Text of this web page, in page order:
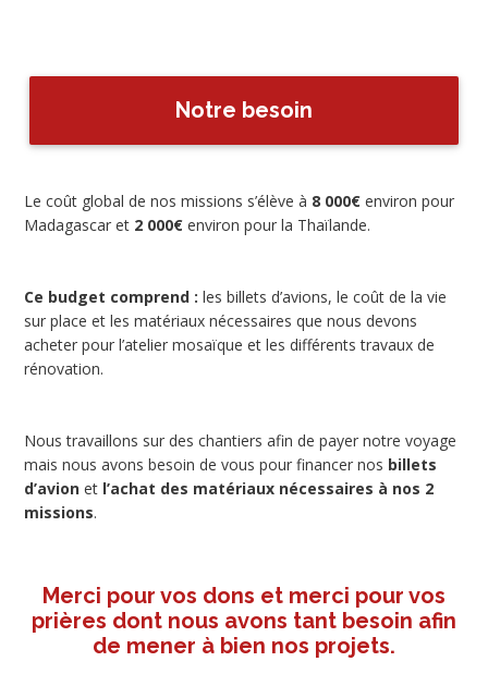
Notre besoin
Le coût global de nos missions s’élève à 8 000€ environ pour
Madagascar et 2 000€ environ pour la Thaïlande.
Ce budget comprend : les billets d’avions, le coût de la vie
sur place et les matériaux nécessaires que nous devons
acheter pour l’atelier mosaïque et les différents travaux de
rénovation.
Nous travaillons sur des chantiers afin de payer notre voyage
mais nous avons besoin de vous pour financer nos billets
d’avion et l’achat des matériaux nécessaires à nos 2
missions.
Merci pour vos dons et merci pour vos
prières dont nous avons tant besoin afin
de mener à bien nos projets.